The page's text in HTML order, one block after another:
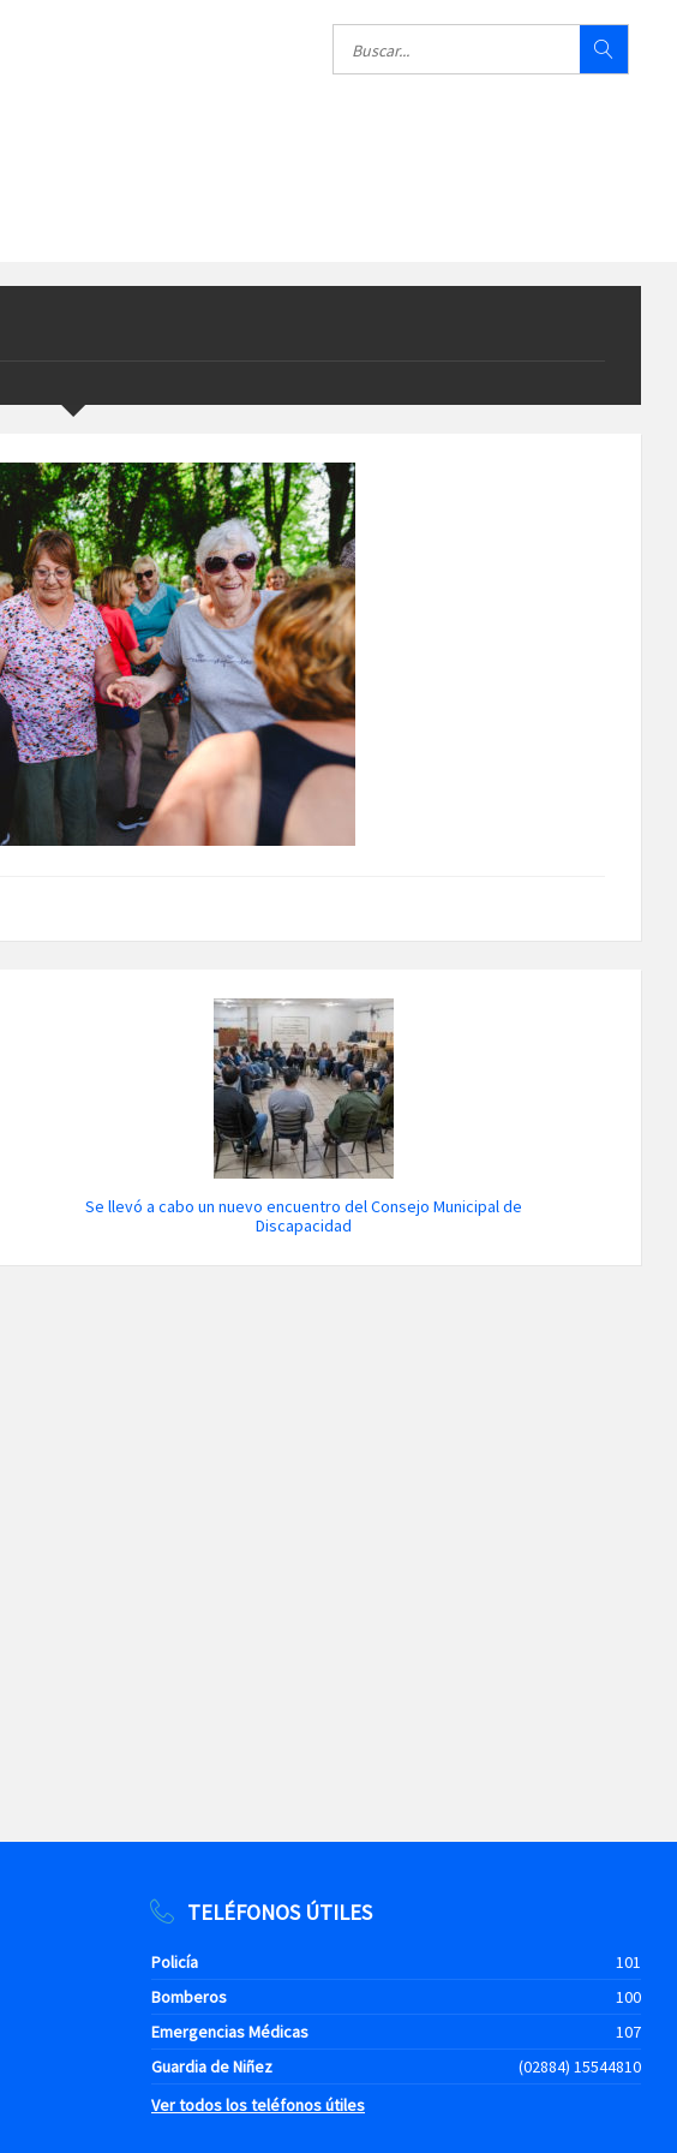
Se llevó a cabo un nuevo encuentro del Consejo Municipal de
Discapacidad
TELÉFONOS ÚTILES
Policía
101
Bomberos
100
Emergencias Médicas
107
Guardia de Niñez
(02884) 15544810
Ver todos los teléfonos útiles